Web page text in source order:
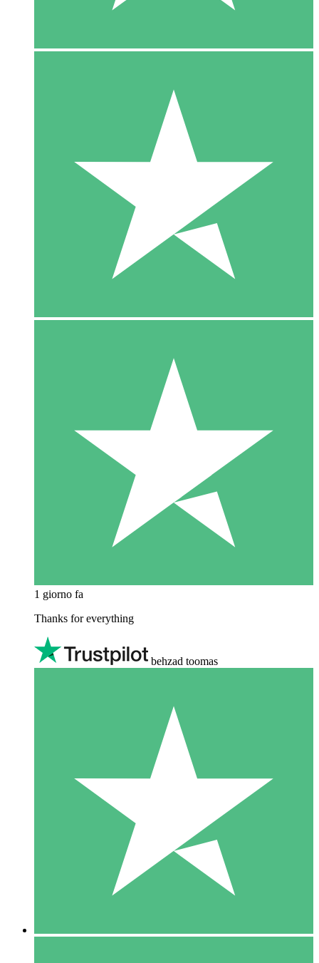
1 giorno fa
Thanks for everything
behzad toomas